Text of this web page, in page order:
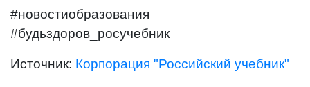
#новостиобразования
#будьздоров_росучебник
Источник: Корпорация "Российский учебник"